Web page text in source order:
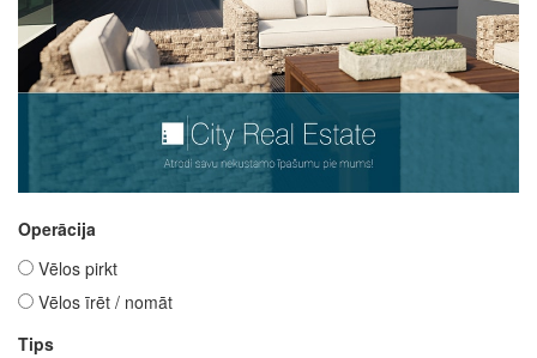
Operācija
Vēlos pirkt
Vēlos īrēt / nomāt
Tips